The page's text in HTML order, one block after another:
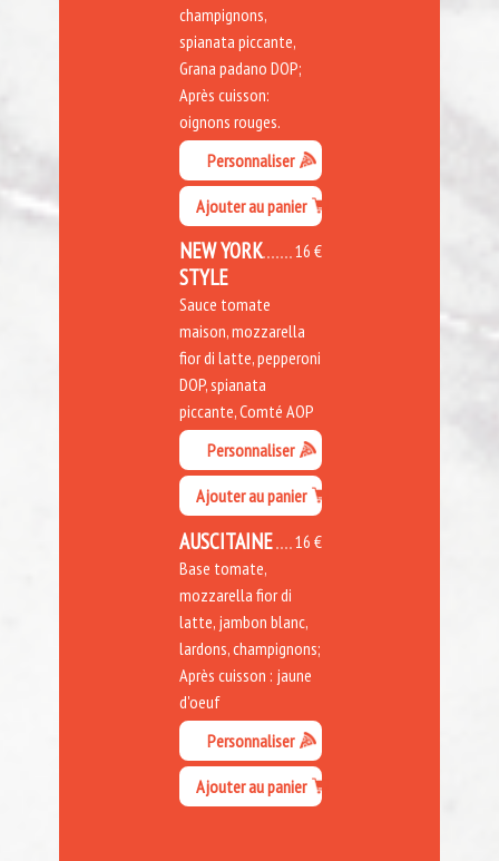
champignons,
spianata piccante,
Grana padano DOP;
Après cuisson:
oignons rouges.
Personnaliser
Ajouter au panier
16 €
NEW YORK
STYLE
Sauce tomate
maison, mozzarella
fior di latte, pepperoni
DOP, spianata
piccante, Comté AOP
Personnaliser
Ajouter au panier
16 €
AUSCITAINE
Base tomate,
mozzarella fior di
latte, jambon blanc,
lardons, champignons;
Après cuisson : jaune
d'oeuf
Personnaliser
Ajouter au panier